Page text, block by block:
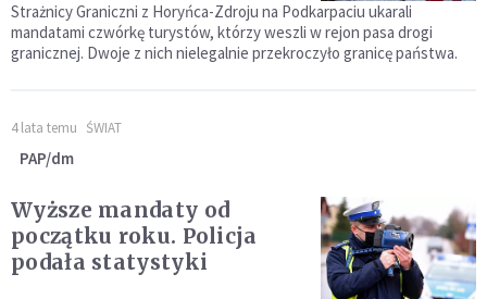
Strażnicy Graniczni z Horyńca-Zdroju na Podkarpaciu ukarali
mandatami czwórkę turystów, którzy weszli w rejon pasa drogi
granicznej. Dwoje z nich nielegalnie przekroczyło granicę państwa.
4 lata temu ŚWIAT
PAP/dm
Wyższe mandaty od
początku roku. Policja
podała statystyki